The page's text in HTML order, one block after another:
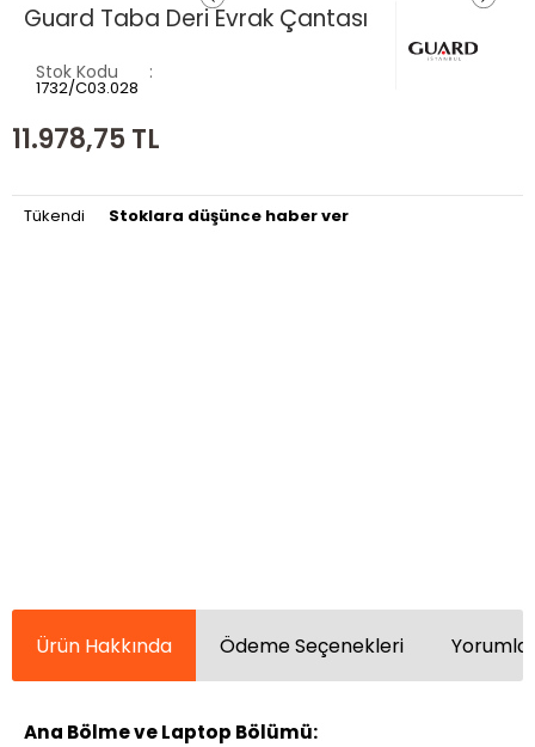
Guard Taba Deri Evrak Çantası
Stok Kodu
1732/C03.028
11.978,75 TL
Tükendi Stoklara düşünce haber ver
Ürün Hakkında Ödeme Seçenekleri
Ana Bölme ve Laptop Bölümü: